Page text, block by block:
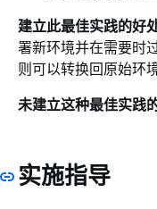
建立此最佳实践的好处
署新环境并在需要时
则可以转换回原始环
未建立这种最佳实践
实施指导